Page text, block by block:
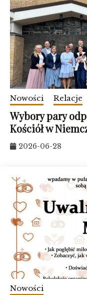
Nowości Relacje
Wybory pary
Kościół w
2026-06-28
Nowości